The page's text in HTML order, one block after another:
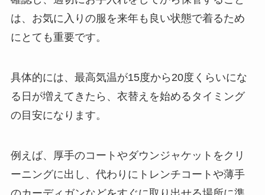
は、お気に入りの服を来年も良い状態で着るため
にとても重要です。
具体的には、最高気温が15度から20度くらいにな
る日が増えてきたら、衣替えを始めるタイミング
の目安になります。
例えば、厚手のコートやダウンジャケットをクリ
ーニングに出し、代わりにトレンチコートや薄手